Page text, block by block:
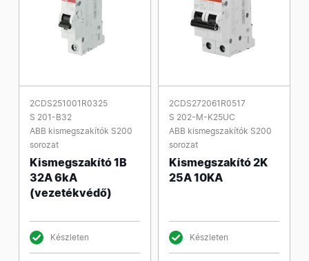
2CDS251001R0325
S 201-B32
ABB kismegszakítók S200
sorozat
Kismegszakító 1B
32A 6kA
(vezetékvédő)
Készleten
2CDS272061R0517
S 202-M-K25UC
ABB kismegszakítók S200
sorozat
Kismegszakító 2K
25A 10KA
Készleten